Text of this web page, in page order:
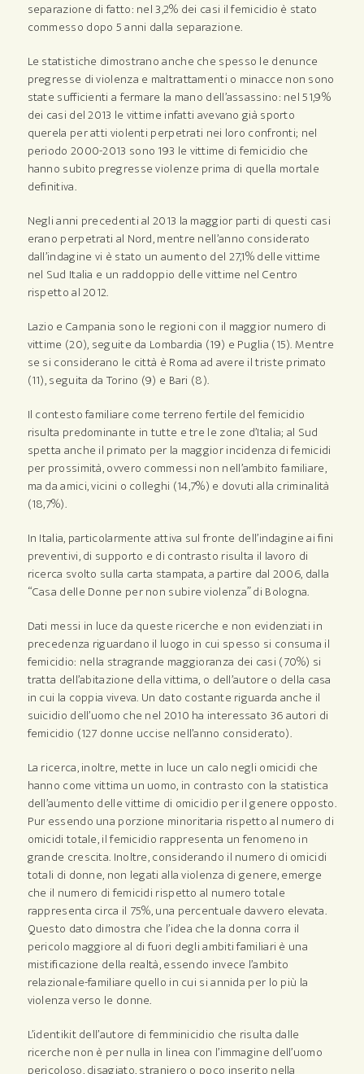
separazione di fatto: nel 3,2% dei casi il femicidio è stato
commesso dopo 5 anni dalla separazione.
Le statistiche dimostrano anche che spesso le denunce
pregresse di violenza e maltrattamenti o minacce non sono
state sufficienti a fermare la mano dell’assassino: nel 51,9%
dei casi del 2013 le vittime infatti avevano già sporto
querela per atti violenti perpetrati nei loro confronti; nel
periodo 2000-2013 sono 193 le vittime di femicidio che
hanno subito pregresse violenze prima di quella mortale
definitiva.
Negli anni precedenti al 2013 la maggior parti di questi casi
erano perpetrati al Nord, mentre nell’anno considerato
dall’indagine vi è stato un aumento del 27,1% delle vittime
nel Sud Italia e un raddoppio delle vittime nel Centro
rispetto al 2012.
Lazio e Campania sono le regioni con il maggior numero di
vittime (20), seguite da Lombardia (19) e Puglia (15). Mentre
se si considerano le città è Roma ad avere il triste primato
(11), seguita da Torino (9) e Bari (8).
Il contesto familiare come terreno fertile del femicidio
risulta predominante in tutte e tre le zone d’Italia; al Sud
spetta anche il primato per la maggior incidenza di femicidi
per prossimità, ovvero commessi non nell’ambito familiare,
ma da amici, vicini o colleghi (14,7%) e dovuti alla criminalità
(18,7%).
In Italia, particolarmente attiva sul fronte dell’indagine ai fini
preventivi, di supporto e di contrasto risulta il lavoro di
ricerca svolto sulla carta stampata, a partire dal 2006, dalla
“Casa delle Donne per non subire violenza” di Bologna.
Dati messi in luce da queste ricerche e non evidenziati in
precedenza riguardano il luogo in cui spesso si consuma il
femicidio: nella stragrande maggioranza dei casi (70%) si
tratta dell’abitazione della vittima, o dell’autore o della casa
in cui la coppia viveva. Un dato costante riguarda anche il
suicidio dell’uomo che nel 2010 ha interessato 36 autori di
femicidio (127 donne uccise nell’anno considerato).
La ricerca, inoltre, mette in luce un calo negli omicidi che
hanno come vittima un uomo, in contrasto con la statistica
dell’aumento delle vittime di omicidio per il genere opposto.
Pur essendo una porzione minoritaria rispetto al numero di
omicidi totale, il femicidio rappresenta un fenomeno in
grande crescita. Inoltre, considerando il numero di omicidi
totali di donne, non legati alla violenza di genere, emerge
che il numero di femicidi rispetto al numero totale
rappresenta circa il 75%, una percentuale davvero elevata.
Questo dato dimostra che l’idea che la donna corra il
pericolo maggiore al di fuori degli ambiti familiari è una
mistificazione della realtà, essendo invece l’ambito
relazionale-familiare quello in cui si annida per lo più la
violenza verso le donne.
L’identikit dell’autore di femminicidio che risulta dalle
ricerche non è per nulla in linea con l’immagine dell’uomo